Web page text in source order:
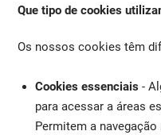
Que tipo de cookies
Os nossos cookies têm
Cookies essenciais -
para acessar a áreas
Permitem a